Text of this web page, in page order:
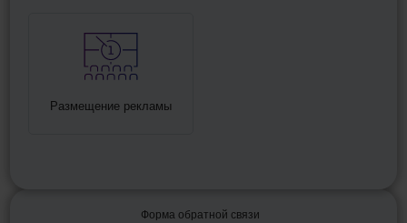
Размещение рекламы
Форма обратной связи